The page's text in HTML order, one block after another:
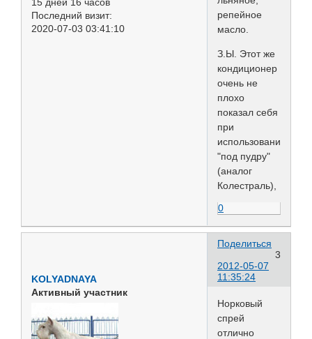
Последний визит:
2020-07-03 03:41:10
репейное
масло.
З.Ы. Этот же
кондиционер
очень не
плохо
показал себя
при
использовании
"под пудру"
(аналог
Колестраль),
0
Поделиться
3
2012-05-07
11:35:24
KOLYADNAYA
Активный участник
Норковый
спрей
отлично